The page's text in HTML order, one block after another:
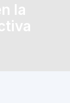
la